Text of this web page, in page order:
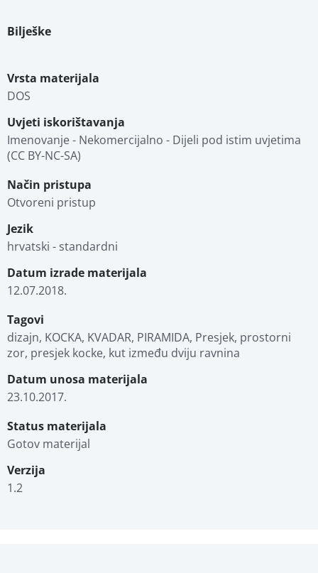
Bilješke
Vrsta materijala
DOS
Uvjeti iskorištavanja
Imenovanje - Nekomercijalno - Dijeli pod istim uvjetima
(CC BY-NC-SA)
Način pristupa
Otvoreni pristup
Jezik
hrvatski - standardni
Datum izrade materijala
12.07.2018.
Tagovi
dizajn, KOCKA, KVADAR, PIRAMIDA, Presjek, prostorni
zor, presjek kocke, kut između dviju ravnina
Datum unosa materijala
23.10.2017.
Status materijala
Gotov materijal
Verzija
1.2